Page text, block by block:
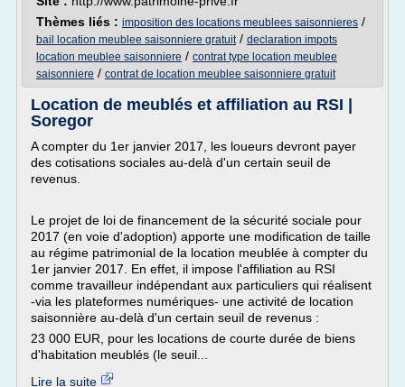
Thèmes liés : imposition des locations meublees saisonnieres /
bail location meublee saisonniere gratuit/ declaration impots
location meublee saisonniere / contrat type location meublee
saisonniere / contrat de location meublee saisonniere gratuit
Location de meublés et affiliation au RSI |
Soregor
A compter du 1er janvier 2017, les loueurs devront payer
des cotisations sociales au-delà d'un certain seuil de
revenus.
Le projet de loi de financement de la sécurité sociale pour
2017 (en voie d'adoption) apporte une modification de taille
au régime patrimonial de la location meublée à compter du
1er janvier 2017. En effet, il impose l'affiliation au RSI
comme travailleur indépendant aux particuliers qui réalisent
-via les plateformes numériques- une activité de location
saisonnière au-delà d'un certain seuil de revenus :
23 000 EUR, pour les locations de courte durée de biens
d'habitation meublés (le seuil...
Lire la suite